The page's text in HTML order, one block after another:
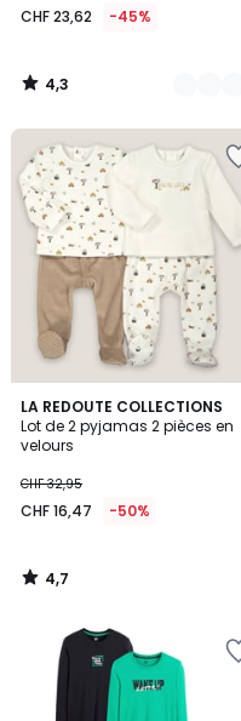
CHF 23,62 -45%
4,3
/
LA REDOUTE COLLECTIONS
Lot de 2 pyjamas 2 pièces en
velours
CHF 32,95
CHF 16,47 -50%
4,7
/ 5
4,7
/